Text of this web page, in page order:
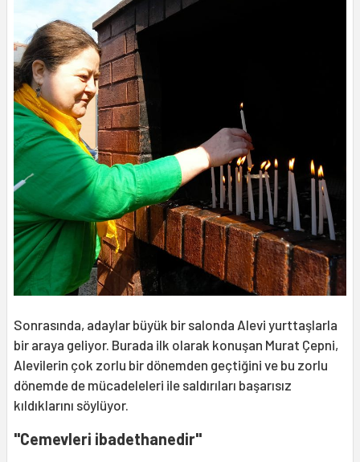
Sonrasında, adaylar büyük bir salonda Alevi yurttaşlarla
bir araya geliyor. Burada ilk olarak konuşan Murat Çepni,
Alevilerin çok zorlu bir dönemden geçtiğini ve bu zorlu
dönemde de mücadeleleri ile saldırıları başarısız
kıldıklarını söylüyor.
"Cemevleri ibadethanedir"